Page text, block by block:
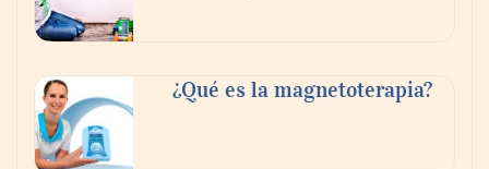
¿Qué es la magnetoterapia?